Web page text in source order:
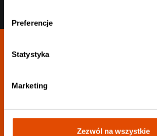
Preferencje
Statystyka
Marketing
Zezwól na wszystkie
Dołącz do
newslettera: